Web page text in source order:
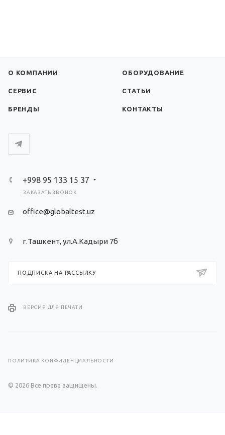
О КОМПАНИИ ОБОРУДОВАНИЕ
СЕРВИС СТАТЬИ
БРЕНДЫ КОНТАКТЫ
+998 95 133 15 37
ЗАКАЗАТЬ ЗВОНОК
office@globaltest.uz
г.Ташкент, ул.А.Кадыри 7б
ПОДПИСКА НА РАССЫЛКУ
ВЕРСИЯ ДЛЯ ПЕЧАТИ
ПОЛИТИКА КОНФИДЕНЦИАЛЬНОСТИ
© 2026 Все права защищены.